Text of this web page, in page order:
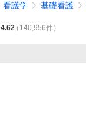
看護学 基礎看護
4.62（ 140,956件）